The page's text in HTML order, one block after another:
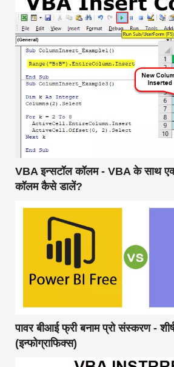
VBA इन्सटॉल कॉलम - VBA के साथ
कॉलम कैसे डालें?
पावर बीआई फ्री बनाम प्रो संस्करण -
(इन्फोग्राफिक्स)